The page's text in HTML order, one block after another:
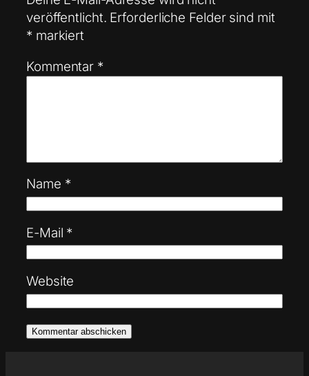
veröffentlicht. Erforderliche Felder sind mit
* markiert
Kommentar *
Name *
E-Mail *
Website